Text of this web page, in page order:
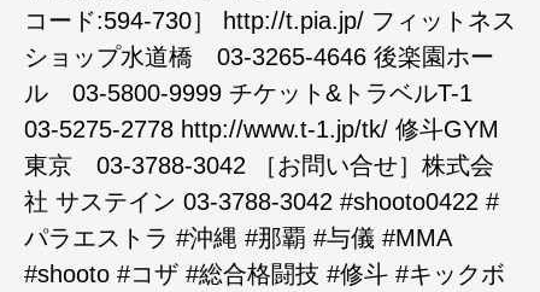
コード:594-730］ http://t.pia.jp/ フィットネス
ショップ水道橋 03-3265-4646 後楽園ホー
ル 03-5800-9999 チケット&トラベルT-1
03-5275-2778 http://www.t-1.jp/tk/ 修斗GYM
東京 03-3788-3042 ［お問い合せ］株式会
社 サステイン 03-3788-3042 #shooto0422 #
パラエストラ #沖縄 #那覇 #与儀 #MMA
#shooto #コザ #総合格闘技 #修斗 #キックボ